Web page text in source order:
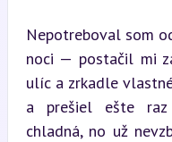
Nepotreboval som
noci — postačil mi
ulíc a zrkadle
a prešiel ešte
chladná, no už